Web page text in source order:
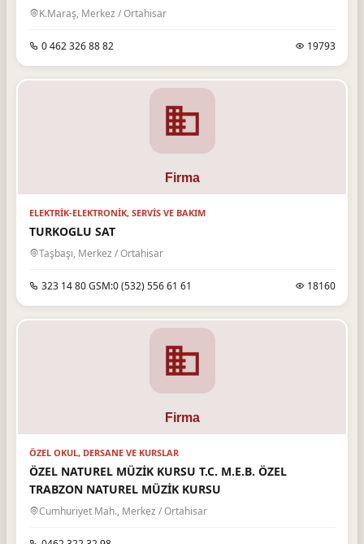
K.Maraş, Merkez / Ortahisar
0 462 326 88 82 19793
ELEKTRIK-ELEKTRONIK, SERVIS VE BAKIM
TURKOGLU SAT
Taşbaşı, Merkez / Ortahisar
323 14 80 GSM:0 (532) 556 61 61 18160
ÖZEL OKUL, DERSANE VE KURSLAR
ÖZEL NATUREL MÜZİK KURSU T.C. M.E.B. ÖZEL
TRABZON NATUREL MÜZİK KURSU
Cumhuriyet Mah., Merkez / Ortahisar